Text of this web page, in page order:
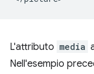
L'attributo media
Nell'esempio